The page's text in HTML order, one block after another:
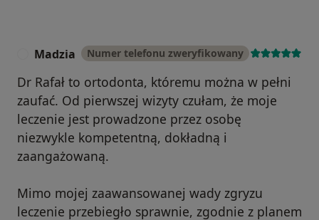
Madzia Numer telefonu zweryfikowany
Dr Rafał to ortodonta, któremu można w pełni
zaufać. Od pierwszej wizyty czułam, że moje
leczenie jest prowadzone przez osobę
niezwykle kompetentną, dokładną i
zaangażowaną.
Mimo mojej zaawansowanej wady zgryzu
leczenie przebiegło sprawnie, zgodnie z planem